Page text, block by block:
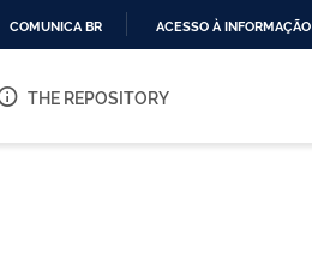
O
COMUNICA BR ACESSO À INFORMAÇÃO
THE REPOSITORY